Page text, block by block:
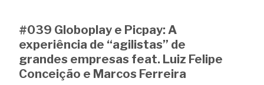
#039 Globoplay e Picpay: A
experiência de “agilistas” de
grandes empresas feat. Luiz Felipe
Conceição e Marcos Ferreira